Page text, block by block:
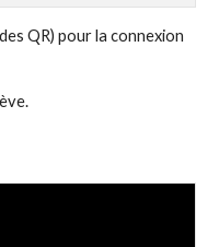
QR) pour la connexion